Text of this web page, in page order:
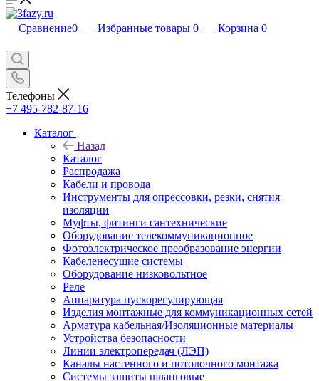
Сравнение0 Избранные товары 0 Корзина 0
Телефоны
+7 495-782-87-16
Каталог
Назад
Каталог
Распродажа
Кабели и провода
Инструменты для опрессовки, резки, снятия
изоляции
Муфты, фитинги сантехнические
Оборудование телекоммуникационное
Фотоэлектрическое преобразование энергии
Кабеленесущие системы
Оборудование низковольтное
Реле
Аппаратура пускорегулирующая
Изделия монтажные для коммуникационных сетей
Арматура кабельная/Изоляционные материалы
Устройства безопасности
Линии электропередач (ЛЭП)
Каналы настенного и потолочного монтажа
Системы защиты шланговые